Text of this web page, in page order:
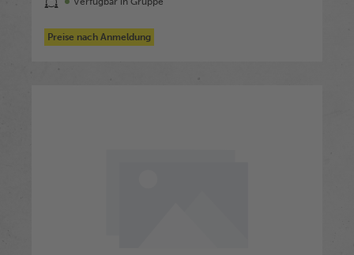
Preise nach Anmeldung